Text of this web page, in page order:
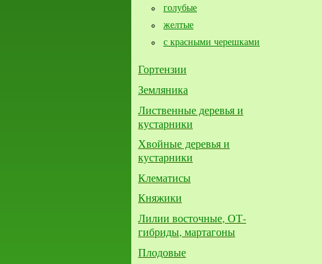
голубые
желтые
с красными черешками
Гортензии
Земляника
Лиственные деревья и
кустарники
Хвойные деревья и
кустарники
Клематисы
Княжики
Лилии восточные, ОТ-
гибриды, мартагоны
Плодовые